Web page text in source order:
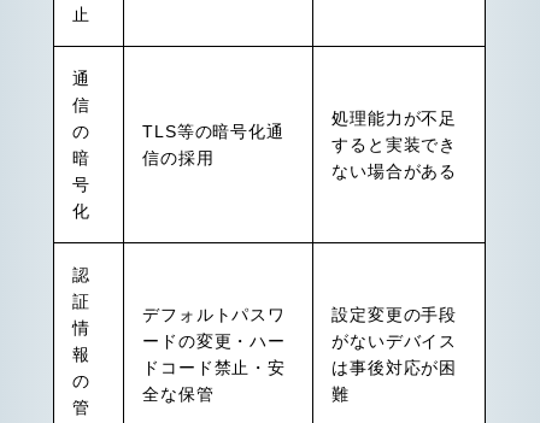
止
通
信
の
暗
号
化
TLS等の暗号化通
信の採用
処理能力が不足
すると実装でき
ない場合がある
認
証
情
報
の
管
デフォルトパスワ
ードの変更・ハー
ドコード禁止・安
全な保管
設定変更の手段
がないデバイス
は事後対応が困
難